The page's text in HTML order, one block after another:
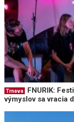
Trnava
FNURIK:
výmyslov sa vracia